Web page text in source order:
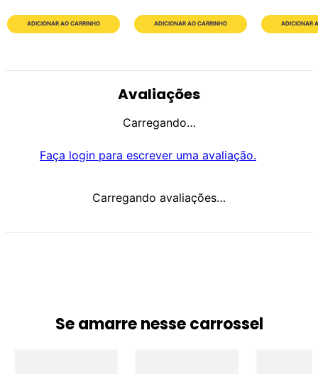
ADICIONAR AO CARRINHO ADICIONAR AO CARRINHO ADICIONAR
Avaliações
Carregando…
Faça login para escrever uma avaliação.
Carregando avaliações…
Se amarre nesse carrossel